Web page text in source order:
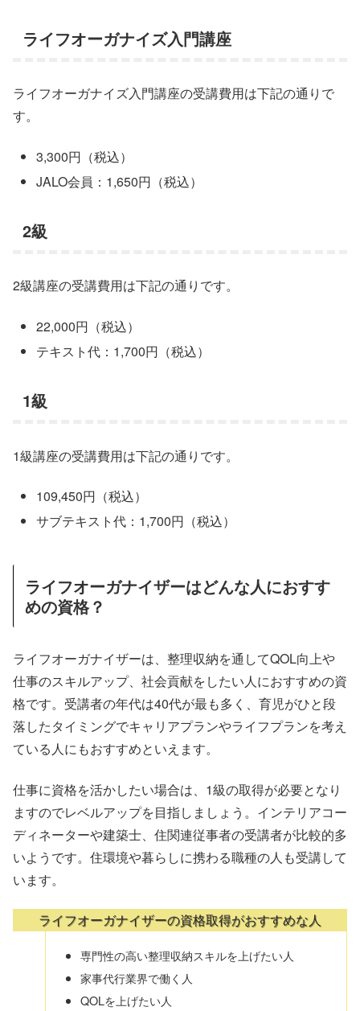
ライフオーガナイズ入門講座
ライフオーガナイズ入門講座の受講費用は下記の通りで
す。
3,300円（税込）
JALO会員：1,650円（税込）
2級
2級講座の受講費用は下記の通りです。
22,000円（税込）
テキスト代：1,700円（税込）
1級
1級講座の受講費用は下記の通りです。
109,450円（税込）
サブテキスト代：1,700円（税込）
ライフオーガナイザーはどんな人におすす
めの資格？
ライフオーガナイザーは、整理収納を通してQOL向上や
仕事のスキルアップ、社会貢献をしたい人におすすめの資
格です。受講者の年代は40代が最も多く、育児がひと段
落したタイミングでキャリアプランやライフプランを考え
ている人にもおすすめといえます。
仕事に資格を活かしたい場合は、1級の取得が必要となり
ますのでレベルアップを目指しましょう。インテリアコー
ディネーターや建築士、住関連従事者の受講者が比較的多
いようです。住環境や暮らしに携わる職種の人も受講して
います。
ライフオーガナイザーの資格取得がおすすめな人
専門性の高い整理収納スキルを上げたい人
家事代行業界で働く人
QOLを上げたい人